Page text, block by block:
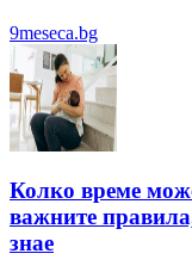
9meseca.bg
Колко време
важните
знае